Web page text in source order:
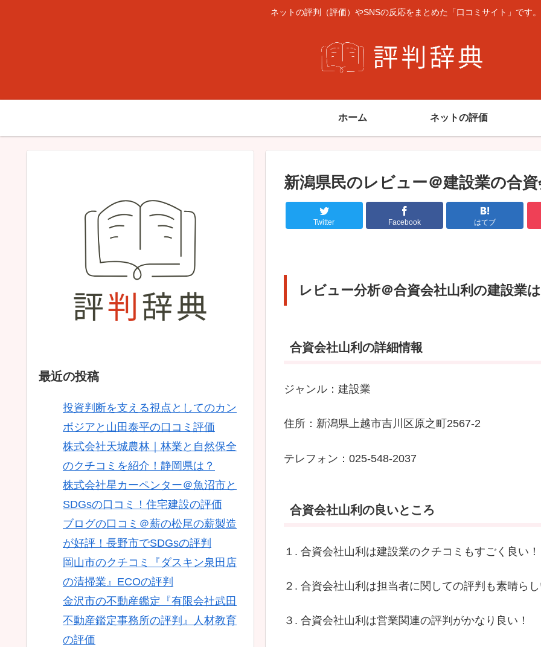
ネットの評判（評価）やSNSの反応をまとめた「口コミサイト」です。
ホーム ネットの評価
新潟県民のレビュー＠建設業の合
Twitter Facebook はてブ
レビュー分析＠合資会社山利の建設業
合資会社山利の詳細情報
ジャンル：建設業
住所：新潟県上越市吉川区原之町2567-2
テレフォン：025-548-2037
合資会社山利の良いところ
１. 合資会社山利は建設業のクチコミもすごく良い！
２. 合資会社山利は担当者に関しての評判も素晴ら
３. 合資会社山利は営業関連の評判がかなり良い！
最近の投稿
投資判断を支える視点としてのカン
ボジアと山田泰平の口コミ評価
株式会社天城農林｜林業と自然保全
のクチコミを紹介！静岡県は？
株式会社星カーペンター＠魚沼市と
SDGsの口コミ！住宅建設の評価
ブログの口コミ＠薪の松尾の薪製造
が好評！長野市でSDGsの評判
岡山市のクチコミ『ダスキン泉田店
の清掃業』ECOの評判
金沢市の不動産鑑定『有限会社武田
不動産鑑定事務所の評判』人材教育
の評価